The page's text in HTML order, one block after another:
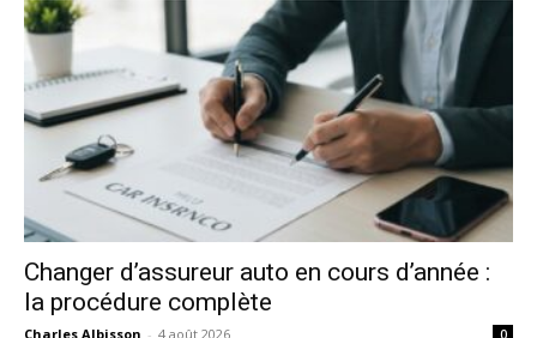
Changer d’assureur auto en cours d’année :
la procédure complète
Charles Albisson - 4 août 2026 0